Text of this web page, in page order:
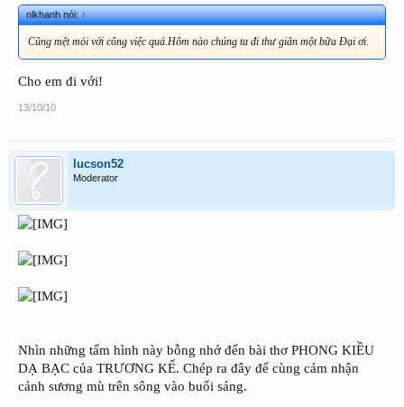
nlkhanh nói:↑
Cũng mệt mỏi với công việc quá.Hôm nào chúng ta đi thư giãn một bữa Đại ơi.
Cho em đi với!
13/10/10
lucson52
Moderator
Nhìn những tấm hình này bỗng nhớ đến bài thơ PHONG KIỀU
DẠ BẠC của TRƯƠNG KẾ. Chép ra đây để cùng cảm nhận
cảnh sương mù trên sông vào buổi sáng.